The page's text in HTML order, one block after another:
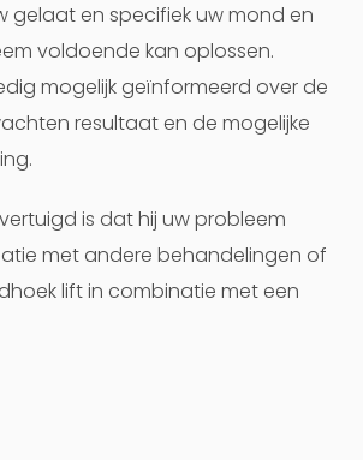
gelaat en specifiek uw mond en
voldoende kan oplossen.
mogelijk geïnformeerd over de
resultaat en de mogelijke
is dat hij uw probleem
met andere behandelingen of
lift in combinatie met een